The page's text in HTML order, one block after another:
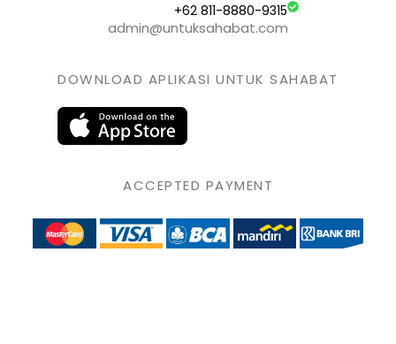
+62 811-8880-9315
admin@untuksahabat.com
DOWNLOAD APLIKASI UNTUK SAHABAT
ACCEPTED PAYMENT